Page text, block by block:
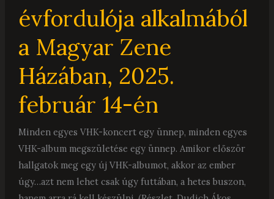
évfordulója alkalmából
a Magyar Zene
Házában, 2025.
február 14-én
Minden egyes VHK-koncert egy ünnep, minden egyes
VHK-album megszületése egy ünnep. Amikor először
hallgatok meg egy új VHK-albumot, akkor az ember
úgy…azt nem lehet csak úgy futtában, a hetes buszon,
Vágtázó
Halottkémek
tagjaival
a
VHK
ik
alkalmából
Magyar
Zene